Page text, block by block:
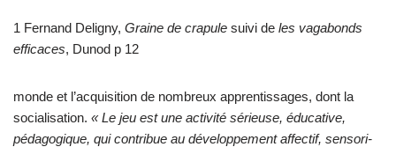
1 Fernand Deligny, Graine de crapule suivi de les vagabonds
efficaces, Dunod p 12
monde et l’acquisition de nombreux apprentissages, dont la
socialisation. « Le jeu est une activité sérieuse, éducative,
pédagogique, qui contribue au développement affectif, sensori-